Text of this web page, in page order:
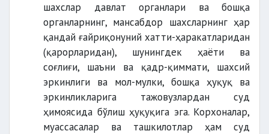
шахслар давлат органлари ва бошқа
органларнинг, мансабдор шахсларнинг ҳар
қандай ғайриқонуний хатти-ҳаракатларидан
(қарорларидан), шунингдек ҳаёти ва
соғлиғи, шаъни ва қадр-қиммати, шахсий
эркинлиги ва мол-мулки, бошқа ҳуқуқ ва
эркинликларига тажовузлардан суд
ҳимоясида бўлиш ҳуқуқига эга. Корхоналар,
муассасалар ва ташкилотлар ҳам суд